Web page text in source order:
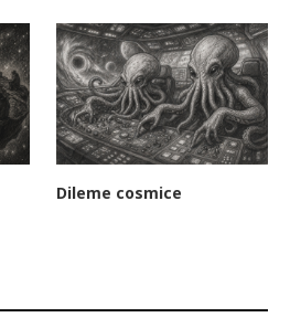
Dileme cosmice